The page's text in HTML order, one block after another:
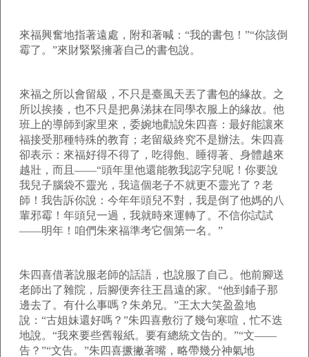
來福興奮地指著遠處，附和著喊：“我的書包！”“你該倒
霉了。”來財緊緊擁著自己的書包說。
來福之所以會留級，不只是臺風天丟了書包的緣故。之
所以挨揍，也不只是把鼻涕抹在同學衣服上的緣故。他
班上的導師到家里來，委婉地勸說朱四喜：最好能讓來
福接受那種特殊的教育；老留級終究不是辦法。朱四喜
卻表示：來福好得不得了，吃得飽、睡得著、身體越來
越壯，而且——“頭年里他還能教我認字兒呢！你要說
我兒子腦袋不靈光，我這個老子不就更不靈光了？老
師！我告訴你說：今年年頭兒不對，我是倒了他媽的八
輩邪霉！年頭兒一過，我就時來運轉了。不信你試試
——明年！咱們朱來福準考它個第一名。”
朱四喜借著說服老師的話語，也說服了自己。他前腳送
老師出了雜院，后腳便奔往王昌遠的家。“他到鋪子那
邊去了。有什么事嗎？朱弟兄。”王太大笑盈盈地
說：“古姐妹還好嗎？”朱四喜敷衍了幾句寒喧，忙不迭
地說。“我來要些舊報紙。要有總統文告的。”“文——
告？”“文告。”朱四喜撅撇著嘴，略帶幾分神氣地